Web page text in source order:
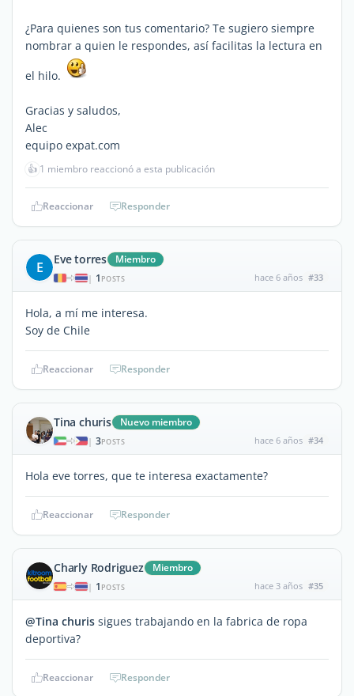
¿Para quienes son tus comentario? Te sugiero siempre
nombrar a quien le respondes, así facilitas la lectura en
el hilo.
Gracias y saludos,
Alec
equipo expat.com
👍 1 miembro reaccionó a esta publicación
Reaccionar Responder
E Eve torres Miembro
| 1 POSTS hace 6 años #33
Hola, a mí me interesa.
Soy de Chile
Reaccionar Responder
Tina churis Nuevo miembro
| 3POSTS hace 6 años #34
Hola eve torres, que te interesa exactamente?
Reaccionar Responder
Charly Rodriguez Miembro
| 1 POSTS hace 3 años #35
@Tina churis sigues trabajando en la fabrica de ropa
deportiva?
Reaccionar Responder